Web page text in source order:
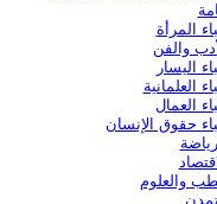
المرأة
والفن
اليسار
العلمانية
العمال
حقوق الإنسان
والعلوم